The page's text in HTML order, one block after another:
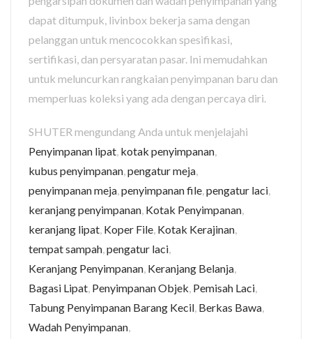
dapat ditumpuk, livinbox bekerja sama dengan
pelanggan untuk mencocokkan spesifikasi,
sertifikasi, dan persyaratan pasar. Ini memudahkan
untuk meluncurkan rangkaian penyimpanan baru dan
memperluas koleksi yang ada dengan percaya diri.
SHUTER mengundang Anda untuk menjelajahi
Penyimpanan lipat, kotak penyimpanan,
kubus penyimpanan,pengatur meja,
penyimpanan meja,penyimpanan file,pengatur laci,
keranjang penyimpanan, Kotak Penyimpanan,
keranjang lipat, Koper File, Kotak Kerajinan,
tempat sampah,pengatur laci,
Keranjang Penyimpanan, Keranjang Belanja,
Bagasi Lipat, Penyimpanan Objek, Pemisah Laci,
Tabung Penyimpanan Barang Kecil, Berkas Bawa,
Wadah Penyimpanan,